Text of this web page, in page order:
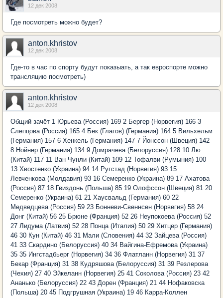
12 дек 2008
Где посмотреть можно будет?
anton.khristov
12 дек 2008
Где-то в час по спорту будут показыать, а так евроспорте можно
трансляцию посмотреть)
anton.khristov
12 дек 2008
Общий зачёт 1 Юрьева (Россия) 169 2 Бергер (Норвегия) 166 3
Слепцова (Россия) 165 4 Бек (Глагов) (Германия) 164 5 Вильхельм
(Германия) 157 6 Хенкель (Германия) 147 7 Йонссон (Швеция) 142
8 Нойнер (Германия) 134 9 Домрачева (Белорусcия) 128 10 Лю
(Китай) 117 11 Ван Чунли (Китай) 109 12 Тофалви (Румыния) 100
13 Хвостенко (Украина) 94 14 Ругстад (Норвегия) 93 15
Левченкова (Молдавия) 93 16 Семеренко (Украина) 89 17 Ахатова
(Россия) 87 18 Гвиздонь (Польша) 85 19 Олофссон (Швеция) 81 20
Семеренко (Украина) 61 21 Хаусвальд (Германия) 60 22
Медведцева (Россия) 59 23 Бонневи-Свеннсен (Норвегия) 58 24
Донг (Китай) 56 25 Брюне (Франция) 52 26 Неупокоева (Россия) 52
27 Лидума (Латвия) 52 28 Понца (Италия) 50 29 Хитцер (Германия)
46 30 Кун (Китай) 46 31 Мали (Словения) 44 32 Зайцева (Россия)
41 33 Скардино (Белорусcия) 40 34 Вайгина-Ефремова (Украина)
35 35 Ингстадбьерг (Норвегия) 34 36 Флатланн (Норвегия) 31 37
Бекар (Франция) 31 38 Кудряшова (Белорусcия) 31 39 Резлерова
(Чехия) 27 40 Эйкеланн (Норвегия) 25 41 Соколова (Россия) 23 42
Ананько (Белорусcия) 22 43 Дорен (Франция) 21 44 Нофаковска
(Польша) 20 45 Подгрушная (Украина) 19 46 Карра-Коллен